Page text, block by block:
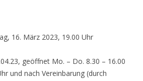
16. März 2023, 19.00 Uhr
geöffnet Mo. – Do. 8.30 – 16.00
und nach Vereinbarung (durch